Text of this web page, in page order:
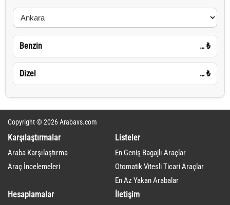
Benzin … ₺
Dizel … ₺
Copyright © 2026 Arabavs.com
Karşılaştırmalar
Araba Karşılaştırma
Araç İncelemeleri
Listeler
En Geniş Bagajlı Araçlar
Otomatik Vitesli Ticari Araçlar
En Az Yakan Arabalar
Hesaplamalar İletişim